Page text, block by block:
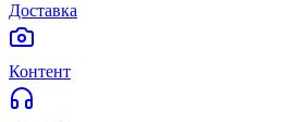
Доставка
Контент